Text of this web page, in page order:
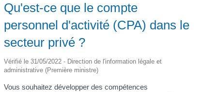
Qu'est-ce que le compte
personnel d'activité (CPA) dans le
secteur privé ?
Vérifié le 31/05/2022 - Direction de l'information légale et
administrative (Première ministre)
Vous souhaitez développer des compétences